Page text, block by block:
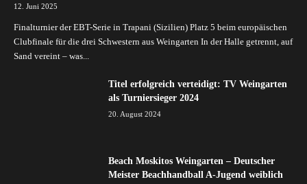
12. Juni 2025
Finalturnier der EBT-Serie in Trapani (Sizilien) Platz 5 beim europäischen
Clubfinale für die drei Schwestern aus Weingarten In der Halle getrennt, auf
Sand vereint – was...
Titel erfolgreich verteidigt: TV Weingarten
als Turniersieger 2024
20. August 2024
Beach Moskitos Weingarten – Deutscher
Meister Beachhandball A-Jugend weiblich